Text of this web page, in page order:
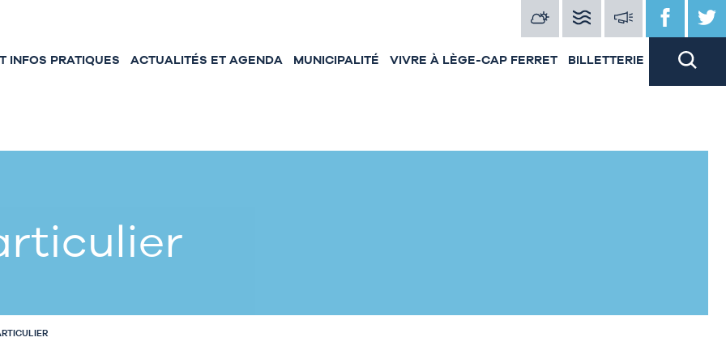
INFOS PRATIQUES ACTUALITÉS ET AGENDA MUNICIPALITÉ VIVRE À LÈGE-CAP FERRET BILLETTERIE